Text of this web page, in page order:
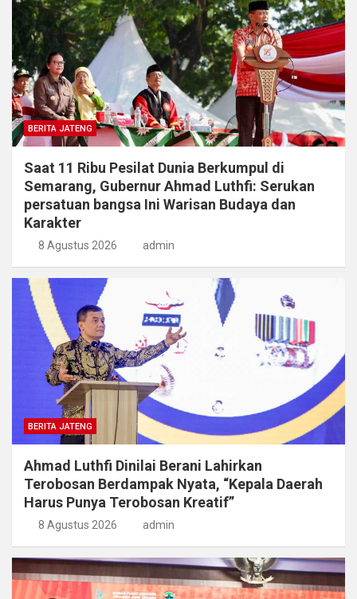
BERITA JATENG
Saat 11 Ribu Pesilat Dunia Berkumpul di
Semarang, Gubernur Ahmad Luthfi: Serukan
persatuan bangsa Ini Warisan Budaya dan
Karakter
8 Agustus 2026 admin
BERITA JATENG
Ahmad Luthfi Dinilai Berani Lahirkan
Terobosan Berdampak Nyata, “Kepala Daerah
Harus Punya Terobosan Kreatif”
8 Agustus 2026 admin